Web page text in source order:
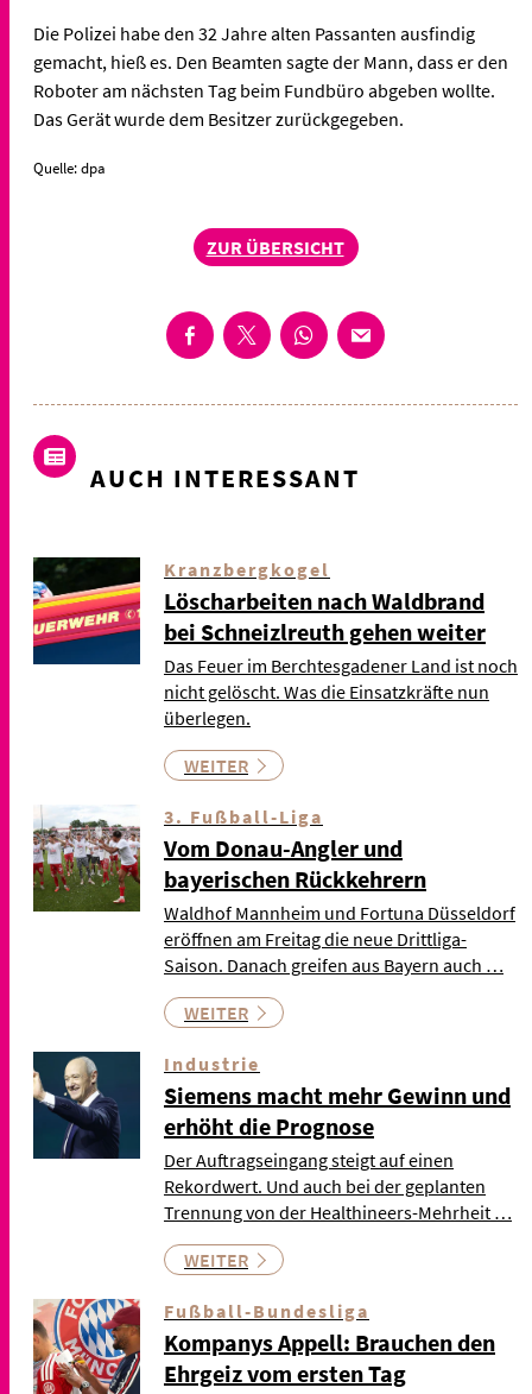
Die Polizei habe den 32 Jahre alten Passanten ausfindig
gemacht, hieß es. Den Beamten sagte der Mann, dass er den
Roboter am nächsten Tag beim Fundbüro abgeben wollte.
Das Gerät wurde dem Besitzer zurückgegeben.
Quelle: dpa
ZUR ÜBERSICHT
AUCH INTERESSANT
Kranzbergkogel
Löscharbeiten nach Waldbrand
bei Schneizlreuth gehen weiter
Das Feuer im Berchtesgadener Land ist noch
nicht gelöscht. Was die Einsatzkräfte nun
überlegen.
WEITER
3. Fußball-Liga
Vom Donau-Angler und
bayerischen Rückkehrern
Waldhof Mannheim und Fortuna Düsseldorf
eröffnen am Freitag die neue Drittliga-
Saison. Danach greifen aus Bayern auch …
WEITER
Industrie
Siemens macht mehr Gewinn und
erhöht die Prognose
Der Auftragseingang steigt auf einen
Rekordwert. Und auch bei der geplanten
Trennung von der Healthineers-Mehrheit …
WEITER
Fußball-Bundesliga
Kompanys Appell: Brauchen den
Ehrgeiz vom ersten Tag